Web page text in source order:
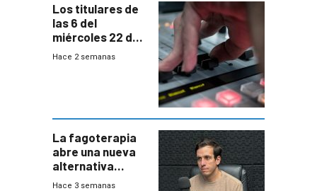
Los titulares de
las 6 del
miércoles 22 de
julio de 2026
Hace 2 semanas
La fagoterapia
abre una nueva
alternativa
contra bacterias
Hace 3 semanas